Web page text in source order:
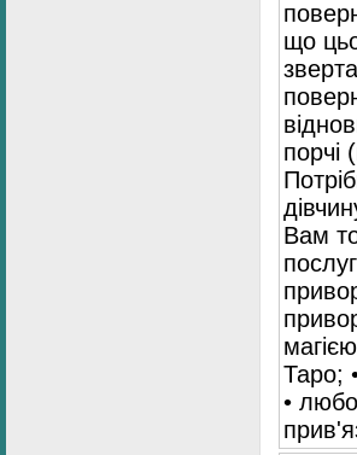
що
порчі
Вам
Таро;
•